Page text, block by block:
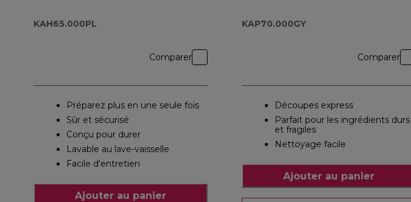
KAH65.000PL
Comparer
Préparez plus en une seule fois
Sûr et sécurisé
Conçu pour durer
Lavable au lave-vaisselle
Facile d'entretien
Ajouter au panier
KAP70.000GY
Comparer
Découpes express
Parfait pour les ingrédients durs
et fragiles
Nettoyage facile
Ajouter au panier